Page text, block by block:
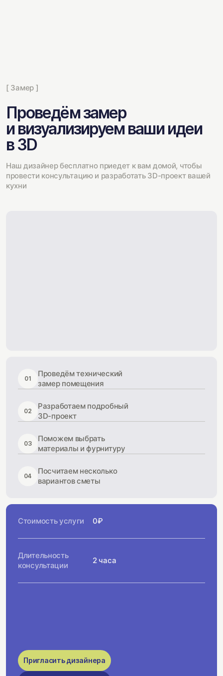
[ Замер ]
Проведём замер
и визуализируем ваши идеи
в 3D
Наш дизайнер бесплатно приедет к вам домой, чтобы
провести консультацию и разработать 3D-проект вашей
кухни
01
Проведём технический
замер помещения
02
Разработаем подробный
3D-проект
03
Поможем выбрать
материалы и фурнитуру
04
Посчитаем несколько
вариантов сметы
Стоимость услуги 0₽
Длительность
консультации
2 часа
Пригласить дизайнера